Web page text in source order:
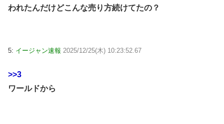
われたんだけどこんな売り方続けてたの？
5: イージャン速報 2025/12/25(木) 10:23:52.67
>>3
ワールドから